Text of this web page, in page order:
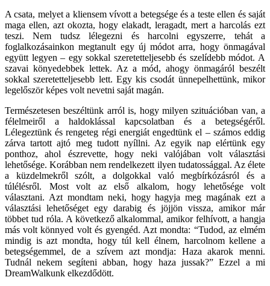
A csata, melyet a kliensem vívott a betegsége és a teste ellen és saját
maga ellen, azt okozta, hogy elakadt, leragadt, mert a harcolás ezt
teszi. Nem tudsz lélegezni és harcolni egyszerre, tehát a
foglalkozásainkon megtanult egy új módot arra, hogy önmagával
együtt legyen – egy sokkal szeretetteljesebb és szelídebb módot. A
szavai könyedebbek lettek. Az a mód, ahogy önmagáról beszélt
sokkal szeretetteljesebb lett. Egy kis csodát ünnepelhettünk, mikor
legelőször képes volt nevetni saját magán.
Természetesen beszéltünk arról is, hogy milyen szituációban van, a
félelmeiről a haldoklással kapcsolatban és a betegségéről.
Lélegeztünk és rengeteg régi energiát engedtünk el – számos eddig
zárva tartott ajtó meg tudott nyíllni. Az egyik nap elértünk egy
ponthoz, ahol észrevette, hogy neki valójában volt választási
lehetősége. Korábban nem rendelkezett ilyen tudatossággal. Az élete
a küzdelmekről szólt, a dolgokkal való megbírkózásról és a
túlélésről. Most volt az első alkalom, hogy lehetősége volt
választani. Azt mondtam neki, hogy hagyja meg magának ezt a
választási lehetőséget egy darabig és jöjjön vissza, amikor már
többet tud róla. A következő alkalommal, amikor felhívott, a hangja
más volt könnyed volt és gyengéd. Azt mondta: “Tudod, az elmém
mindig is azt mondta, hogy túl kell élnem, harcolnom kellene a
betegségemmel, de a szívem azt mondja: Haza akarok menni.
Tudnál nekem segíteni abban, hogy haza jussak?” Ezzel a mi
DreamWalkunk elkezdődött.